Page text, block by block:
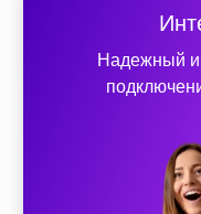
Надежный